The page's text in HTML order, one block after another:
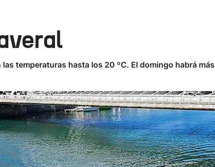
temperaturas hasta los 20 ºC. El domingo habrá